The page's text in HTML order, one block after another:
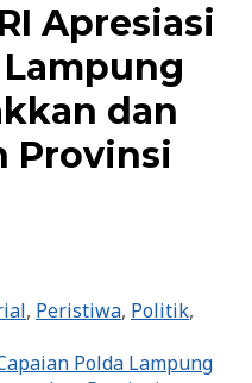
Apresiasi
dan
Provinsi
, Peristiwa, Politik,